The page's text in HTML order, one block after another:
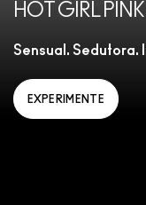
HOT GIRL PINK
Sensual. Sedutora.
EXPERIMENTE